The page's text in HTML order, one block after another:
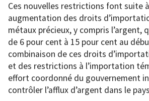
Ces nouvelles restrictions font suite
augmentation des droits
métaux précieux, y compris l’argent,
de 6 pour cent à 15 pour cent au
combinaison de ces droits
et des restrictions à l’importation
effort coordonné du gouvernement
contrôler l’afflux d’argent dans le